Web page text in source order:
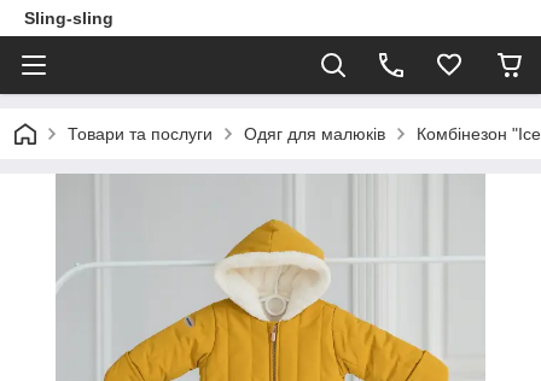
Sling-sling
Товари та послуги Одяг для малюків Комбінезон